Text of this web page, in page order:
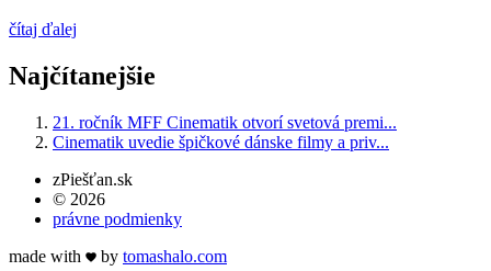
čítaj ďalej
Najčítanejšie
21. ročník MFF Cinematik otvorí svetová premi...
Cinematik uvedie špičkové dánske filmy a priv...
zPiešťan.sk
© 2026
právne podmienky
made with
by tomashalo.com